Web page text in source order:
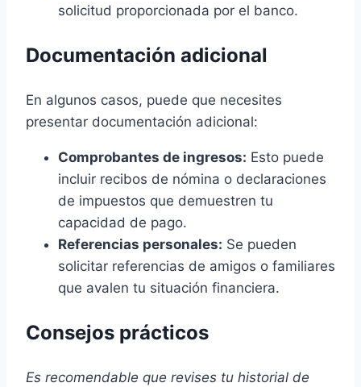
solicitud proporcionada por el banco.
Documentación adicional
En algunos casos, puede que necesites
presentar documentación adicional:
Comprobantes de ingresos: Esto puede
incluir recibos de nómina o declaraciones
de impuestos que demuestren tu
capacidad de pago.
Referencias personales: Se pueden
solicitar referencias de amigos o familiares
que avalen tu situación financiera.
Consejos prácticos
Es recomendable que revises tu historial de